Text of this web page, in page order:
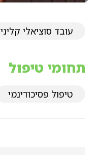
עובד סוציאלי קליני
תחומי טיפול
טיפול פסיכודינמי